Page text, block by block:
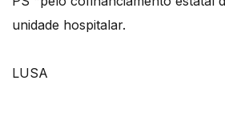
unidade hospitalar.
LUSA